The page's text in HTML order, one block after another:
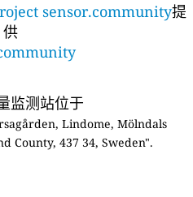
sensor.community提
供
监测站位于
Lindome, Mölndals
County, 437 34, Sweden".